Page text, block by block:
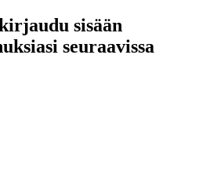
sisään
seuraavissa